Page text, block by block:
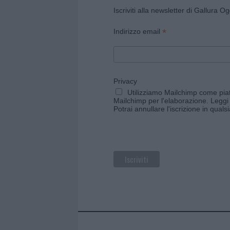
Iscriviti alla newsletter di Gallura
Indirizzo email *
Privacy
Utilizziamo Mailchimp come
Mailchimp per l'elaborazione.
Potrai annullare l'iscrizione in